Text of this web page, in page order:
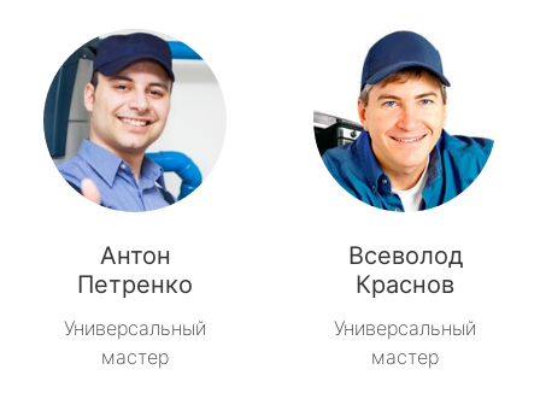
Антон
Петренко
Универсальный
мастер
Всеволод
Краснов
Универсальный
мастер